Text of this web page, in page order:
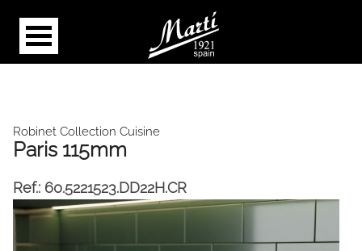
Robinet Collection Cuisine
Paris 115mm
Ref.: 60.5221523.DD22H.CR